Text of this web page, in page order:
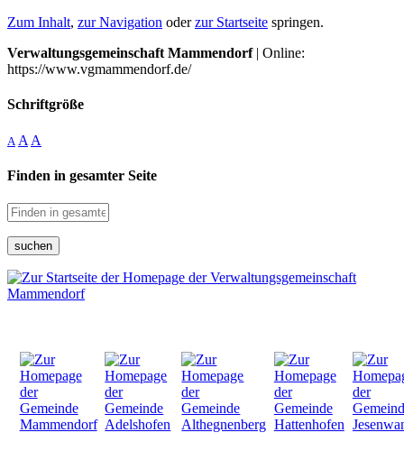
Zum Inhalt, zur Navigation oderzur Startseite springen.
Verwaltungsgemeinschaft Mammendorf| Online:
https://www.vgmammendorf.de/
Schriftgröße
A A A
Finden in gesamter Seite
suchen